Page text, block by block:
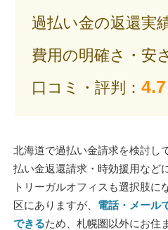
過払い金の返還実
費用の明確さ・安
口コミ・評判： 4.7
北海道で過払い金請求を検討し
払い金返還請求・時効援用など
トリーガルオフィスも選択肢に
区にありますが、 電話・メール
できるため、札幌圏以外にお住